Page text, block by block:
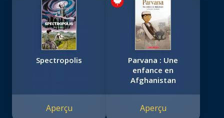
Spectropolis
Aperçu
Parvana : Une
enfance en
Afghanistan
Aperçu